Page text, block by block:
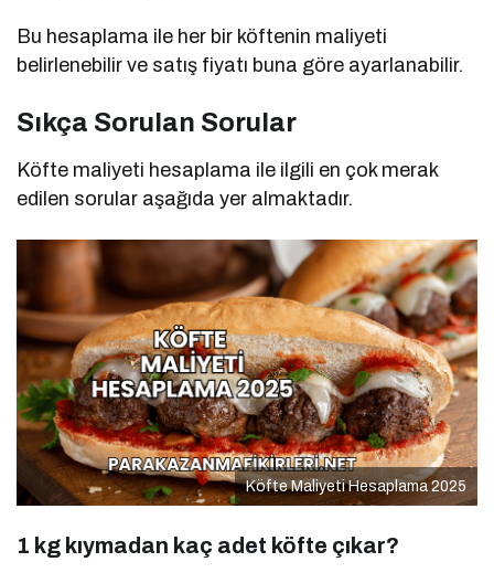
Bu hesaplama ile her bir köftenin maliyeti
belirlenebilir ve satış fiyatı buna göre ayarlanabilir.
Sıkça Sorulan Sorular
Köfte maliyeti hesaplama ile ilgili en çok merak
edilen sorular aşağıda yer almaktadır.
Köfte Maliyeti Hesaplama 2025
1 kg kıymadan kaç adet köfte çıkar?